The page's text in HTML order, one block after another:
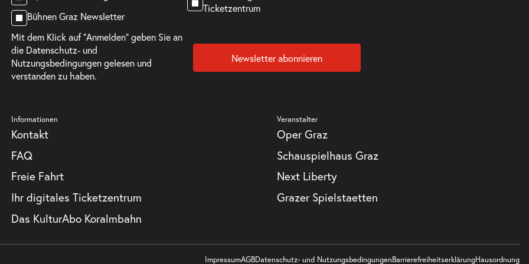
Bühnen Graz Newsletter
Ticketzentrum
Mit dem Klick auf "Anmelden" geben Sie an
die Datenschutz- und
Nutzungsbedingungengelesen und
verstanden zu haben.
Newsletter abonnieren
Informationen
Kontakt
FAQ
Freie Fahrt
Ihr digitales Ticketzentrum
Das KulturAbo Koralmbahn
Veranstalter
Oper Graz
Schauspielhaus Graz
Next Liberty
Grazer Spielstaetten
ImpressumAGBDatenschutz- und NutzungsbedingungenBarrierefreiheitserklärungHausordnung